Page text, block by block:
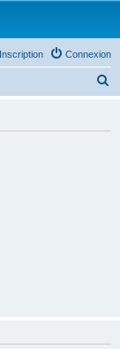
Connexion
Inscription